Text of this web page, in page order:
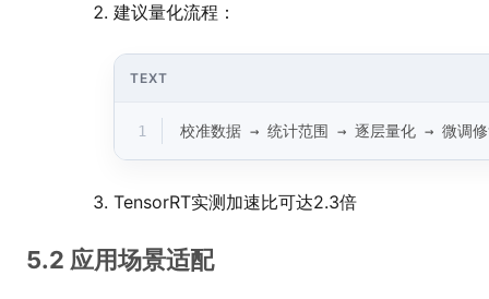
建议量化流程：
TEXT
1 校准数据 → 统计范围 → 逐层量化 → 微调
TensorRT实测加速比可达2.3倍
5.2 应用场景适配